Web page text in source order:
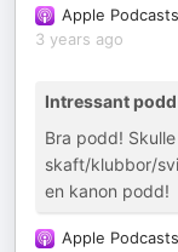
Apple Podcasts
3 years ago
Intressant podd
Bra podd!
skaft/klubbor/
en kanon podd!
Apple Podcasts